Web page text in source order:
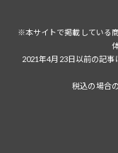
※本サイトで掲載している
2021年4月23日以前の記
税込の場合